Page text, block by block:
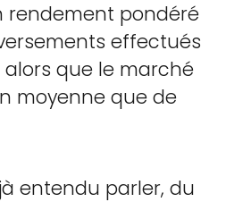
rendement pondéré
effectués
alors que le marché
moyenne que de
entendu parler, du